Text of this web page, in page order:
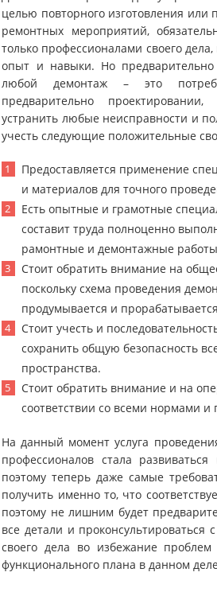
целью повторного изготовления или
ремонтных мероприятий,
только профессионалами своего
опыт и навыки. Но
любой демонтаж – это
предварительно
устранить любые неисправности и
учесть следующие положительные
Предоставляется применение
и материалов для точного
Есть опытные и грамотные
составит труда полноценно
рамонтные и демонтажные
Стоит обратить внимание на
поскольку схема проведения
продумывается и
Стоит учесть и
сохранить общую безопасность
пространства.
Стоит обратить внимание и на
соответствии со всеми нормами и
На данный момент услуга
профессионалов стала развиваться
поэтому теперь даже самые
получить именно то, что
поэтому не лишним будет
все детали и проконсультироваться
своего дела во избежание
функционального плана в данном